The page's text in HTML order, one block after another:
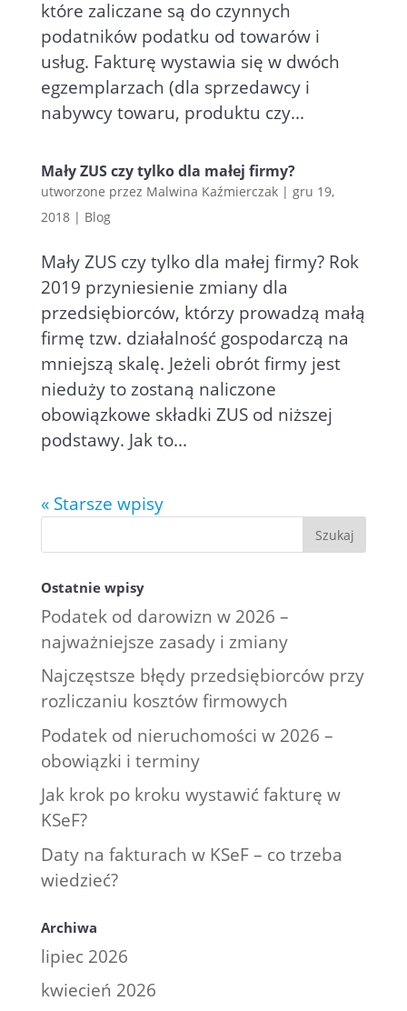
które zaliczane są do czynnych
podatników podatku od towarów i
usług. Fakturę wystawia się w dwóch
egzemplarzach (dla sprzedawcy i
nabywcy towaru, produktu czy...
Mały ZUS czy tylko dla małej firmy?
utworzone przez Malwina Kaźmierczak| gru 19,
2018| Blog
Mały ZUS czy tylko dla małej firmy? Rok
2019 przyniesienie zmiany dla
przedsiębiorców, którzy prowadzą małą
firmę tzw. działalność gospodarczą na
mniejszą skalę. Jeżeli obrót firmy jest
nieduży to zostaną naliczone
obowiązkowe składki ZUS od niższej
podstawy. Jak to...
« Starsze wpisy
Ostatnie wpisy
Podatek od darowizn w 2026 –
najważniejsze zasady i zmiany
Najczęstsze błędy przedsiębiorców przy
rozliczaniu kosztów firmowych
Podatek od nieruchomości w 2026 –
obowiązki i terminy
Jak krok po kroku wystawić fakturę w
KSeF?
Daty na fakturach w KSeF – co trzeba
wiedzieć?
Archiwa
lipiec 2026
kwiecień 2026